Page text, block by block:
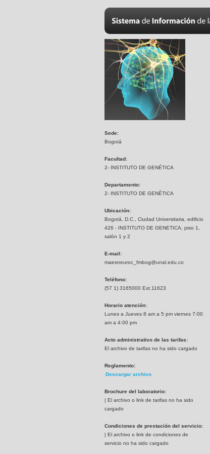
Sede:
Bogotá
Facultad:
2- INSTITUTO DE GENÉTICA
Departamento:
2- INSTITUTO DE GENÉTICA
Ubicación:
Bogotá, D.C., Ciudad Universitaria, edificio
426 - INSTITUTO DE GENETICA, piso 1,
salón 1 y 2
E-mail:
maesneuroc_fmbog@unal.edu.co
Teléfono:
(57 1) 3165000 Ext.11623
Horario atención:
Lunes a Jueves 8 am a 5 pm viernes 7:00
am a 4:00 pm
Acto administrativo de las tarifas:
El archivo de tarifas no ha sido cargado
Reglamento:
Descargar archivo
Brochure del laboratorio:
| El archivo o link de tarifas no ha sido
cargado
Condiciones de prestación del servicio:
| El archivo o link de condiciones de
servicio no ha sido cargado